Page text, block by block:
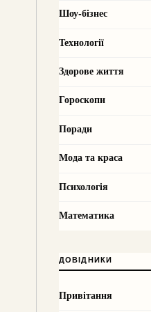
Шоу-бізнес
Технології
Здорове життя
Гороскопи
Поради
Мода та краса
Психологія
Математика
ДОВІДНИКИ
Привітання